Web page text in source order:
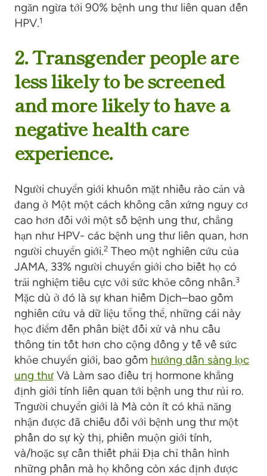
ngăn ngừa tới 90% bệnh ung thư liên quan đến
HPV.1
2. Transgender people are
less likely to be screened
and more likely to have a
negative health care
experience.
Người chuyển giới khuôn mặt nhiều rào cản và
đang ở Mộtmột cách không cân xứng nguy cơ
cao hơn đối với một số bệnh ung thư, chẳng
hạn như HPV- các bệnh ung thư liên quan, hơn
người chuyển giới.2Theo một nghiên cứu của
JAMA, 33% người chuyển giới cho biết họ có
trải nghiệm tiêu cực với sức khỏe công nhân.3
Mặc dù ở đó là sự khan hiếm Dịch–bao gồm
nghiên cứu và dữ liệu tổng thể, những cái này
học điểm đến phân biệt đối xử và nhu cầu
thông tin tốt hơn cho cộng đồng y tế vềsức
khỏe chuyển giới, bao gồm hướng dẫn sàng lọc
ung thư Và Làm sao điều trị hormone khẳng
định giới tính liên quan tới bệnh ung thư rủi ro.
Tngười chuyển giới là Mà còn ít có khả năng
nhận được đã chiếu đối với bệnh ung thư một
phần do sự kỳ thị, phiền muộn giới tính,
và/hoặc sự cần thiết phải Địa chỉ thân hình
những phần mà họ không còn xác định được